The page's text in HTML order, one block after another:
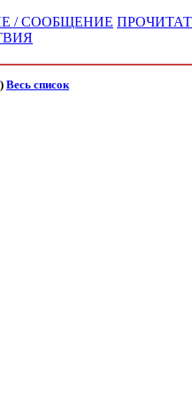
/ СООБЩЕНИЕ
Весь список